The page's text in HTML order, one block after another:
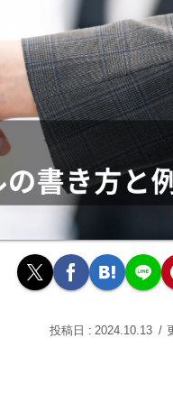
2024.10.13